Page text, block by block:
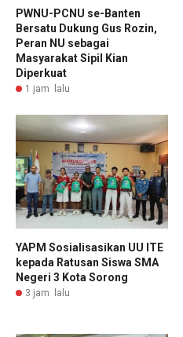
PWNU-PCNU se-Banten
Bersatu Dukung Gus Rozin,
Peran NU sebagai
Masyarakat Sipil Kian
Diperkuat
1 jam lalu
YAPM Sosialisasikan UU ITE
kepada Ratusan Siswa SMA
Negeri 3 Kota Sorong
3 jam lalu